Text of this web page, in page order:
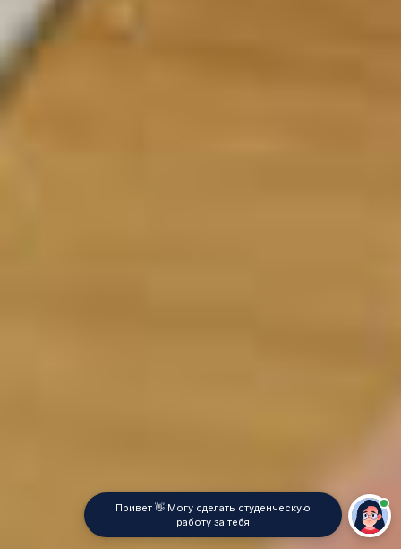
Привет 👋 Могу сделать студенческую
работу за тебя